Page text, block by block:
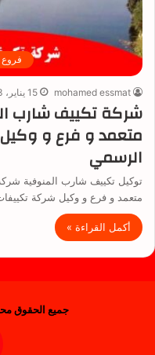
mohamed essmat 15 يناير، 2023
شركة تكييف شارب
متعمد و فرع و
الرسمي
توكيل تكييف شارب المنوفية
متعمد و فرع و وكيل شركة
أكمل القراءة »
جميع الحقوق